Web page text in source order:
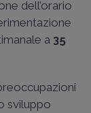
dell’orario
a 35
sviluppo